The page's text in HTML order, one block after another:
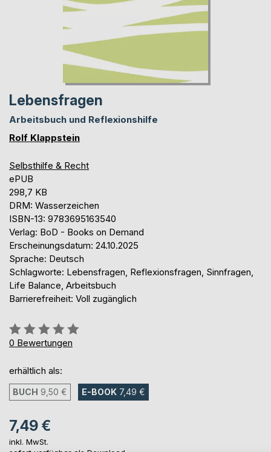
Lebensfragen
Arbeitsbuch und Reflexionshilfe
Rolf Klappstein
Selbsthilfe & Recht
ePUB
298,7 KB
DRM: Wasserzeichen
ISBN-13: 9783695163540
Verlag: BoD - Books on Demand
Erscheinungsdatum: 24.10.2025
Sprache: Deutsch
Schlagworte: Lebensfragen, Reflexionsfragen, Sinnfragen,
Life Balance, Arbeitsbuch
Barrierefreiheit: Voll zugänglich
Bewertung::
0%
0 Bewertungen
erhältlich als:
BUCH 9,50 € E-BOOK 7,49 €
7,49 €
inkl. MwSt.